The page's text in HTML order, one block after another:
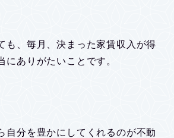
も、毎月、決まった家賃収入が得
にありがたいことです。
自分を豊かにしてくれるのが不動